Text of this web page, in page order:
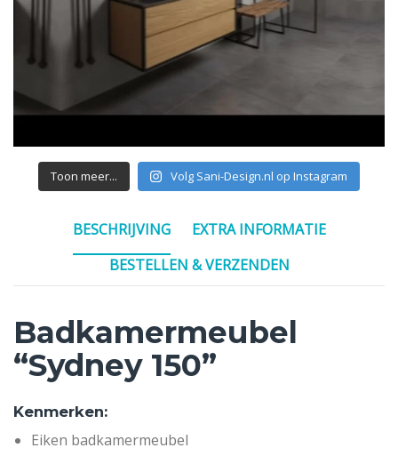
Toon meer... Volg Sani-Design.nl op Instagram
BESCHRIJVING
EXTRA INFORMATIE
BESTELLEN & VERZENDEN
Badkamermeubel
“Sydney 150”
Kenmerken:
Eiken badkamermeubel